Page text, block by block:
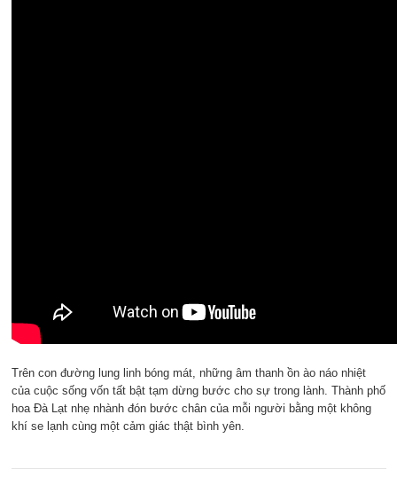
Trên con đường lung linh bóng mát, những âm thanh ồn ào náo nhiệt
của cuộc sống vốn tất bật tạm dừng bước cho sự trong lành. Thành phố
hoa Đà Lạt nhẹ nhành đón bước chân của mỗi người bằng một không
khí se lạnh cùng một cảm giác thật bình yên.